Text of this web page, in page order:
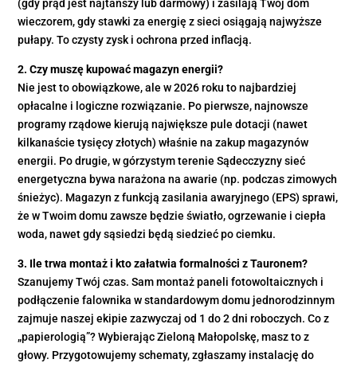
(gdy prąd jest najtańszy lub darmowy) i zasilają Twój dom
wieczorem, gdy stawki za energię z sieci osiągają najwyższe
pułapy. To czysty zysk i ochrona przed inflacją.
2. Czy muszę kupować magazyn energii?
Nie jest to obowiązkowe, ale w 2026 roku to najbardziej
opłacalne i logiczne rozwiązanie. Po pierwsze, najnowsze
programy rządowe kierują największe pule dotacji (nawet
kilkanaście tysięcy złotych) właśnie na zakup magazynów
energii. Po drugie, w górzystym terenie Sądecczyzny sieć
energetyczna bywa narażona na awarie (np. podczas zimowych
śnieżyc). Magazyn z funkcją zasilania awaryjnego (EPS) sprawi,
że w Twoim domu zawsze będzie światło, ogrzewanie i ciepła
woda, nawet gdy sąsiedzi będą siedzieć po ciemku.
3. Ile trwa montaż i kto załatwia formalności z Tauronem?
Szanujemy Twój czas. Sam montaż paneli fotowoltaicznych i
podłączenie falownika w standardowym domu jednorodzinnym
zajmuje naszej ekipie zazwyczaj od 1 do 2 dni roboczych. Co z
„papierologią”? Wybierając Zieloną Małopolskę, masz to z
głowy. Przygotowujemy schematy, zgłaszamy instalację do